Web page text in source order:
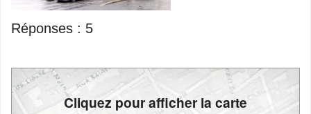
Réponses : 5
Cliquez pour afficher la carte